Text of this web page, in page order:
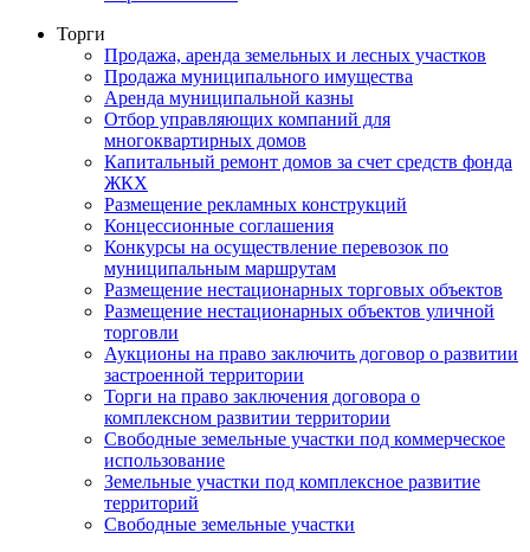
Торги
Продажа, аренда земельных и лесных участков
Продажа муниципального имущества
Аренда муниципальной казны
Отбор управляющих компаний для
многоквартирных домов
Капитальный ремонт домов за счет средств фонда
ЖКХ
Размещение рекламных конструкций
Концессионные соглашения
Конкурсы на осуществление перевозок по
муниципальным маршрутам
Размещение нестационарных торговых объектов
Размещение нестационарных объектов уличной
торговли
Аукционы на право заключить договор о развитии
застроенной территории
Торги на право заключения договора о
комплексном развитии территории
Свободные земельные участки под коммерческое
использование
Земельные участки под комплексное развитие
территорий
Свободные земельные участки